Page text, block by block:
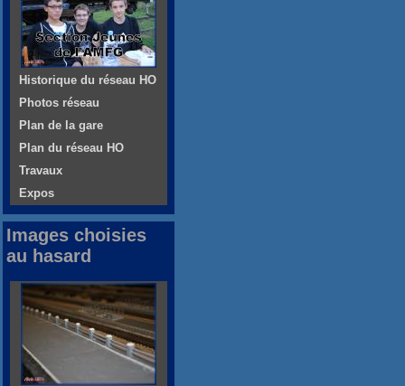
Historique du réseau HO
Photos réseau
Plan de la gare
Plan du réseau HO
Travaux
Expos
Images choisies
au hasard